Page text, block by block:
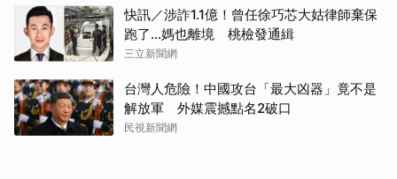
快訊／涉詐1.1億！曾任徐巧芯大姑律師棄保
跑了…媽也離境 桃檢發通緝
三立新聞網
台灣人危險！中國攻台「最大凶器」竟不是
解放軍 外媒震撼點名2破口
民視新聞網